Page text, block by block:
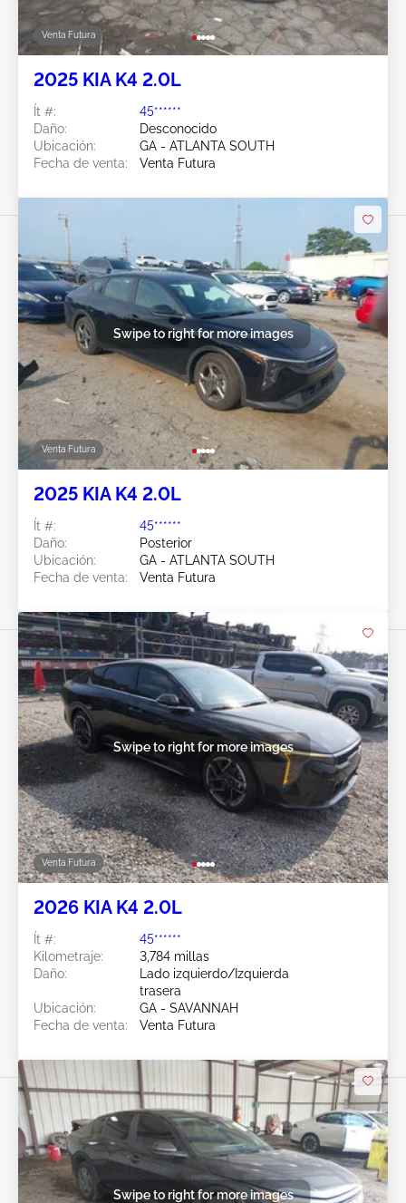
Venta Futura
2025 KIA K4 2.0L
Ít #:
45******
Daño:
Desconocido
Ubicación:
GA - ATLANTA SOUTH
Fecha de venta:
Venta Futura
Venta Futura
Swipe to right for more images
2025 KIA K4 2.0L
Ít #:
45******
Daño:
Posterior
Ubicación:
GA - ATLANTA SOUTH
Fecha de venta:
Venta Futura
Venta Futura
Swipe to right for more images
2026 KIA K4 2.0L
Ít #:
45******
Kilometraje:
3,784 millas
Daño:
Lado izquierdo/Izquierda
trasera
Ubicación:
GA - SAVANNAH
Fecha de venta:
Venta Futura
Swipe to right for more images